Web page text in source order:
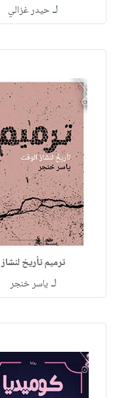
لـحيدر غزالي
ترميم تأريخ لنشاز
لـ ياسر خنجر